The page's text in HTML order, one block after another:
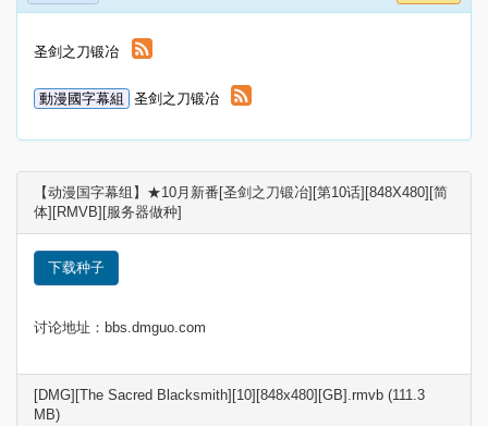
圣剑之刀锻冶
動漫國字幕組 圣剑之刀锻冶
【动漫国字幕组】★10月新番[圣剑之刀锻冶][第10话][848X480][简
体][RMVB][服务器做种]
下载种子
讨论地址：bbs.dmguo.com
[DMG][The Sacred Blacksmith][10][848x480][GB].rmvb (111.3
MB)